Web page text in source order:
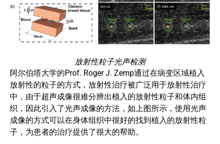
放射性粒子光声检测
阿尔伯塔大学的Prof. Roger J. Zemp通过在病变区域植入
放射性的粒子的方式，放射性治疗被广泛用于放射性治疗
中，由于超声成像很难分辨出植入的放射性粒子和体内组
织，因此引入了光声成像的方法，如上图所示，使用光声
成像的方式可以在身体组织中很好的找到植入的放射性粒
子，为患者的治疗提供了很大的帮助。